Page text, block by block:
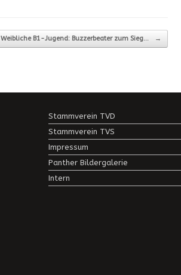
Weibliche B1-Jugend: Buzzerbeater zum Sieg… →
Stammverein TVD
Stammverein TVS
Impressum
Panther Bildergalerie
Intern